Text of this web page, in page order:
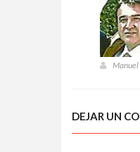
Manuel
DEJAR UN